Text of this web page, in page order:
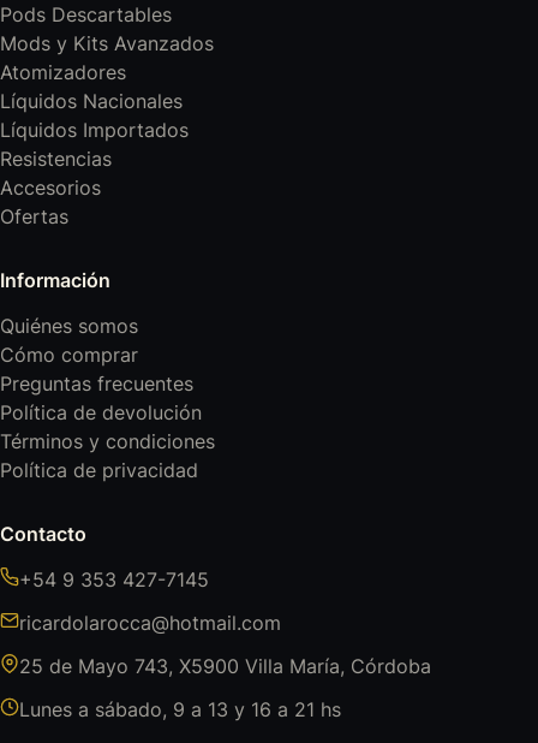
Pods Descartables
Mods y Kits Avanzados
Atomizadores
Líquidos Nacionales
Líquidos Importados
Resistencias
Accesorios
Ofertas
Información
Quiénes somos
Cómo comprar
Preguntas frecuentes
Política de devolución
Términos y condiciones
Política de privacidad
Contacto
+54 9 353 427-7145
ricardolarocca@hotmail.com
25 de Mayo 743, X5900 Villa María, Córdoba
Lunes a sábado, 9 a 13 y 16 a 21 hs